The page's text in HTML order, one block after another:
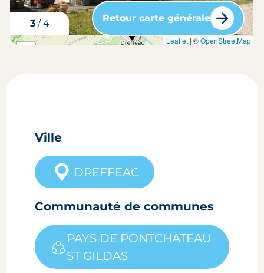
3/4
carte situation du bien Leaflet| ©OpenStreetMap
Retour carte générale
Ville
DREFFEAC
Communauté de communes
PAYS DE PONTCHATEAU
ST GILDAS